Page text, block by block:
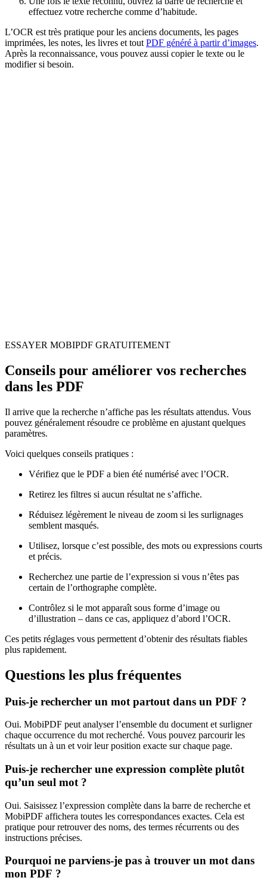
effectuez votre recherche comme d’habitude.
L’OCR est très pratique pour les anciens documents, les pages
imprimées, les notes, les livres et tout PDF généré à partir d’images.
Après la reconnaissance, vous pouvez aussi copier le texte ou le
modifier si besoin.
ESSAYER MOBIPDF GRATUITEMENT
Conseils pour améliorer vos recherches
dans les PDF
Il arrive que la recherche n’affiche pas les résultats attendus. Vous
pouvez généralement résoudre ce problème en ajustant quelques
paramètres.
Voici quelques conseils pratiques :
Vérifiez que le PDF a bien été numérisé avec l’OCR.
Retirez les filtres si aucun résultat ne s’affiche.
Réduisez légèrement le niveau de zoom si les surlignages
semblent masqués.
Utilisez, lorsque c’est possible, des mots ou expressions courts
et précis.
Recherchez une partie de l’expression si vous n’êtes pas
certain de l’orthographe complète.
Contrôlez si le mot apparaît sous forme d’image ou
d’illustration – dans ce cas, appliquez d’abord l’OCR.
Ces petits réglages vous permettent d’obtenir des résultats fiables
plus rapidement.
Questions les plus fréquentes
Puis-je rechercher un mot partout dans un PDF ?
Oui. MobiPDF peut analyser l’ensemble du document et surligner
chaque occurrence du mot recherché. Vous pouvez parcourir les
résultats un à un et voir leur position exacte sur chaque page.
Puis-je rechercher une expression complète plutôt
qu’un seul mot ?
Oui. Saisissez l’expression complète dans la barre de recherche et
MobiPDF affichera toutes les correspondances exactes. Cela est
pratique pour retrouver des noms, des termes récurrents ou des
instructions précises.
Pourquoi ne parviens-je pas à trouver un mot dans
mon PDF ?